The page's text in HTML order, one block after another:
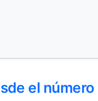
el número